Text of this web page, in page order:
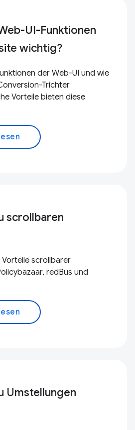
UI-Funktionen
wichtig?
der Web-UI und wie
Trichter
Vorteile bieten diese
scrollbaren
Vorteile scrollbarer
redBus und
Umstellungen